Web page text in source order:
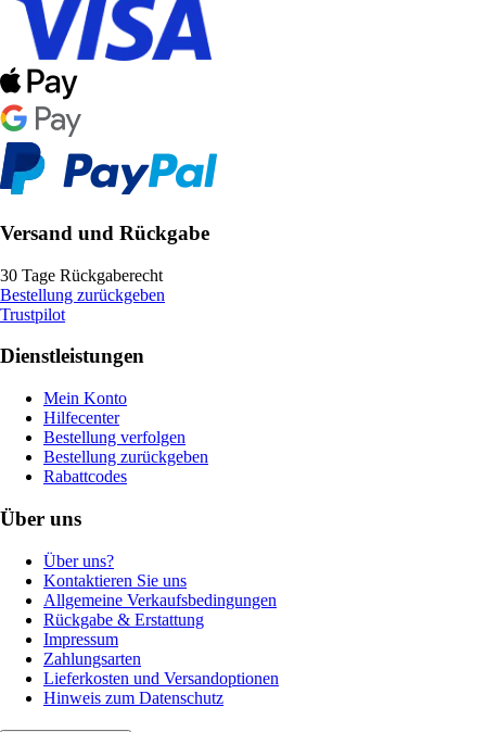
Versand und Rückgabe
30 Tage Rückgaberecht
Bestellung zurückgeben
Trustpilot
Dienstleistungen
Mein Konto
Hilfecenter
Bestellung verfolgen
Bestellung zurückgeben
Rabattcodes
Über uns
Über uns?
Kontaktieren Sie uns
Allgemeine Verkaufsbedingungen
Rückgabe & Erstattung
Impressum
Zahlungsarten
Lieferkosten und Versandoptionen
Hinweis zum Datenschutz